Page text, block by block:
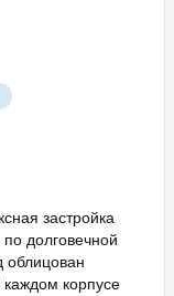
застройка
долговечной
облицован
каждом корпусе